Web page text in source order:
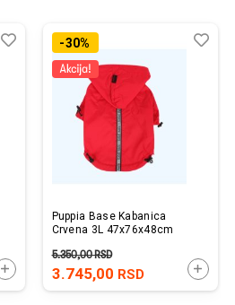
DODAJTE U KORPU
Dodaj
Uporedi-30%
Puppia Base Kabanica
Crvena 3L 47x76x48cm
3.745,00 RSD
5.350,00RSD